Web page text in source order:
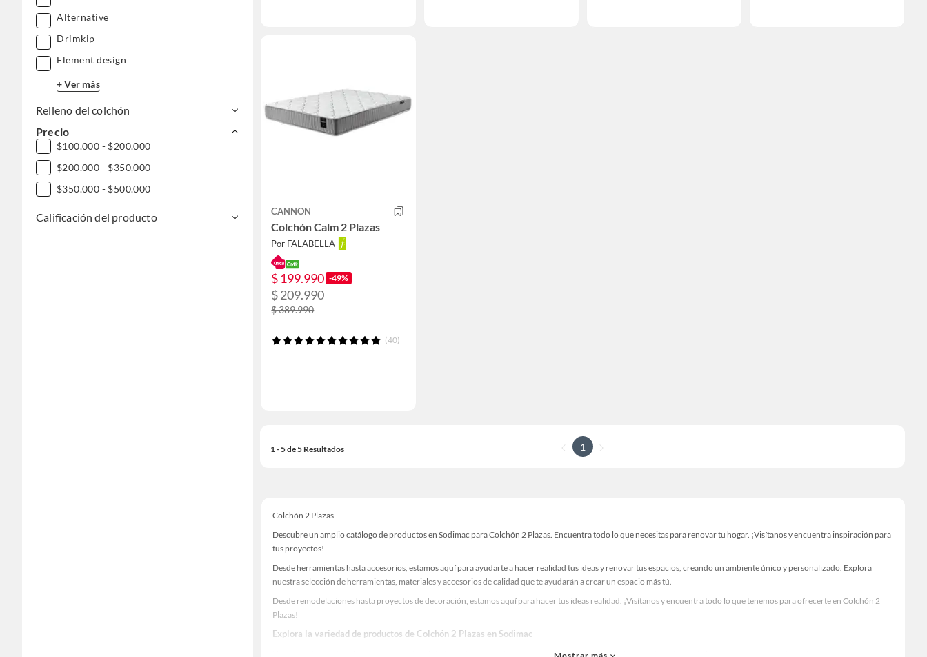
Alternative
Drimkip
Element design
+ Ver más
Relleno del colchón
Precio
$100.000 - $200.000
$200.000 - $350.000
$350.000 - $500.000
Calificación del producto CANNON
Colchón Calm 2 Plazas
Por FALABELLA
$ 199.990 -49%
$ 209.990
$ 389.990
(40)
1 - 5 de 5 Resultados 1
Colchón 2 Plazas
Descubre un amplio catálogo de productos en Sodimac para Colchón 2 Plazas. Encuentra todo lo que necesitas para renovar tu hogar. ¡Visítanos y encuentra inspiración para
tus proyectos!
Desde herramientas hasta accesorios, estamos aquí para ayudarte a hacer realidad tus ideas y renovar tus espacios, creando un ambiente único y personalizado. Explora
nuestra selección de herramientas, materiales y accesorios de calidad que te ayudarán a crear un espacio más tú.
Desde remodelaciones hasta proyectos de decoración, estamos aquí para hacer tus ideas realidad. ¡Visítanos y encuentra todo lo que tenemos para ofrecerte en Colchón 2
Plazas!
Explora la variedad de productos de Colchón 2 Plazas en Sodimac
Herramientas, materiales y accesorios de calidad para tus proyectos y renovación de espacios. ¡Visítanos y descubre todo lo que tenemos para ofrecerte!